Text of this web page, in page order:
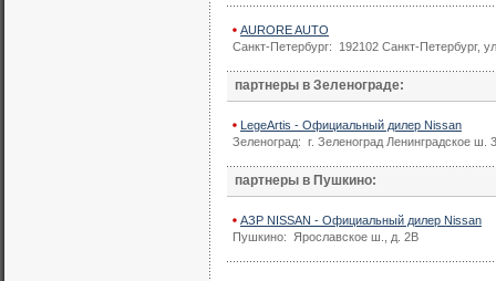
AURORE AUTO
Санкт-Петербург: 192102 Санкт-Петербург,
партнеры в Зеленограде:
LegeArtis - Официальный дилер Nissan
Зеленоград: г. Зеленоград Ленинградское
партнеры в Пушкино:
АЗР NISSAN - Официальный дилер Nissan
Пушкино: Ярославское ш., д. 2В